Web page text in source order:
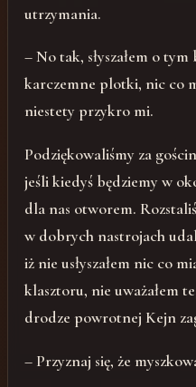
utrzymania.
– No tak, słyszałem o
karczemne plotki, nic co
niestety przykro mi.
Podziękowaliśmy za
jeśli kiedyś będziemy w
dla nas otworem.
w dobrych nastrojach
iż nie usłyszałem nic co
klasztoru, nie uważałem
drodze powrotnej Kejn
– Przyznaj się, że